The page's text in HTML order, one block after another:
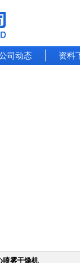
司动态 资料
喷雾干燥机